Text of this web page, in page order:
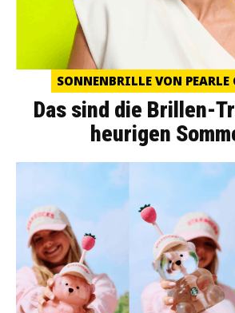
SONNENBRILLE VON
Das sind die Brillen-
heurigen